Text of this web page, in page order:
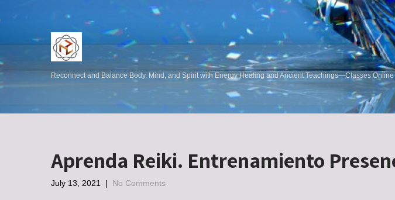
Reconnect and Balance Body, Mind, and Spirit with Energy Healing and Ancient Teachings—Classes
Aprenda Reiki. Entrenamiento
July 13, 2021 | No Comments